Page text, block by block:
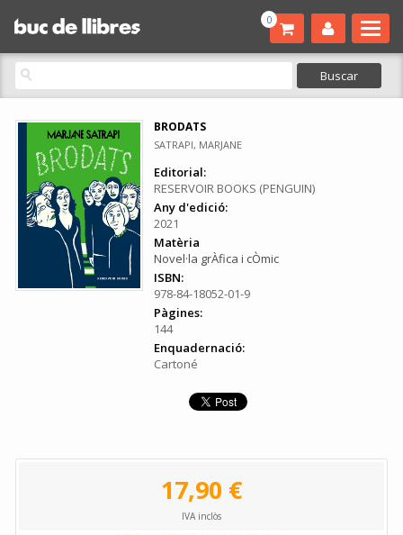
0
BRODATS
SATRAPI, MARJANE
Editorial:
RESERVOIR BOOKS (PENGUIN)
Any d'edició:
2021
Matèria
Novel·la grÀfica i cÒmic
ISBN:
978-84-18052-01-9
Pàgines:
144
Enquadernació:
Cartoné
17,90 €
IVA inclòs